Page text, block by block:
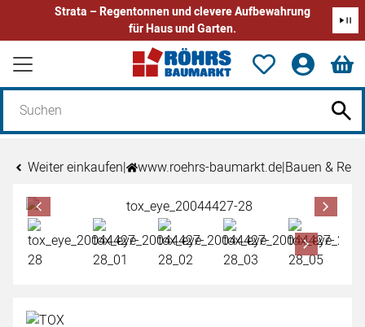
Strata – Regentonnen und clevere Aufbewahrung
für Haus und Garten.
Zum Hauptinhalt springen
Weiter einkaufen| www.roehrs-baumarkt.de|Bauen &
Produktgalerie
Zur Kaufbox springen